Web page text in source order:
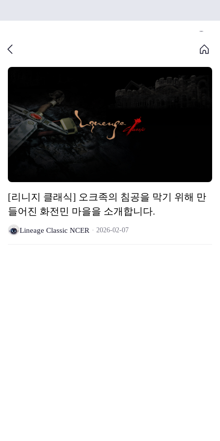
[리니지 클래식] 오크족의 침공을 막기 위해 만
들어진 화전민 마을을 소개합니다.
Lineage Classic NCER 2026-02-07